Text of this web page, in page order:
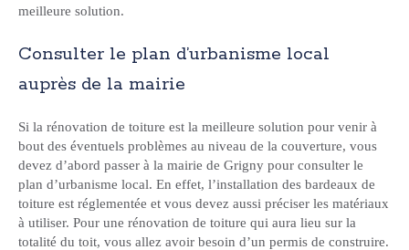
meilleure solution.
Consulter le plan d’urbanisme local
auprès de la mairie
Si la rénovation de toiture est la meilleure solution pour venir à
bout des éventuels problèmes au niveau de la couverture, vous
devez d’abord passer à la mairie de Grigny pour consulter le
plan d’urbanisme local. En effet, l’installation des bardeaux de
toiture est réglementée et vous devez aussi préciser les matériaux
à utiliser. Pour une rénovation de toiture qui aura lieu sur la
totalité du toit, vous allez avoir besoin d’un permis de construire.